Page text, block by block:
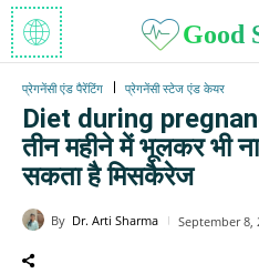
Good
प्रेगनेंसी एंड पैरेंटिंग प्रेगनेंसी स्टेज एंड केयर
Diet during
तीन महीने में भूलकर भी
सकता है मिसकैरेज
By Dr. Arti Sharma September 8,